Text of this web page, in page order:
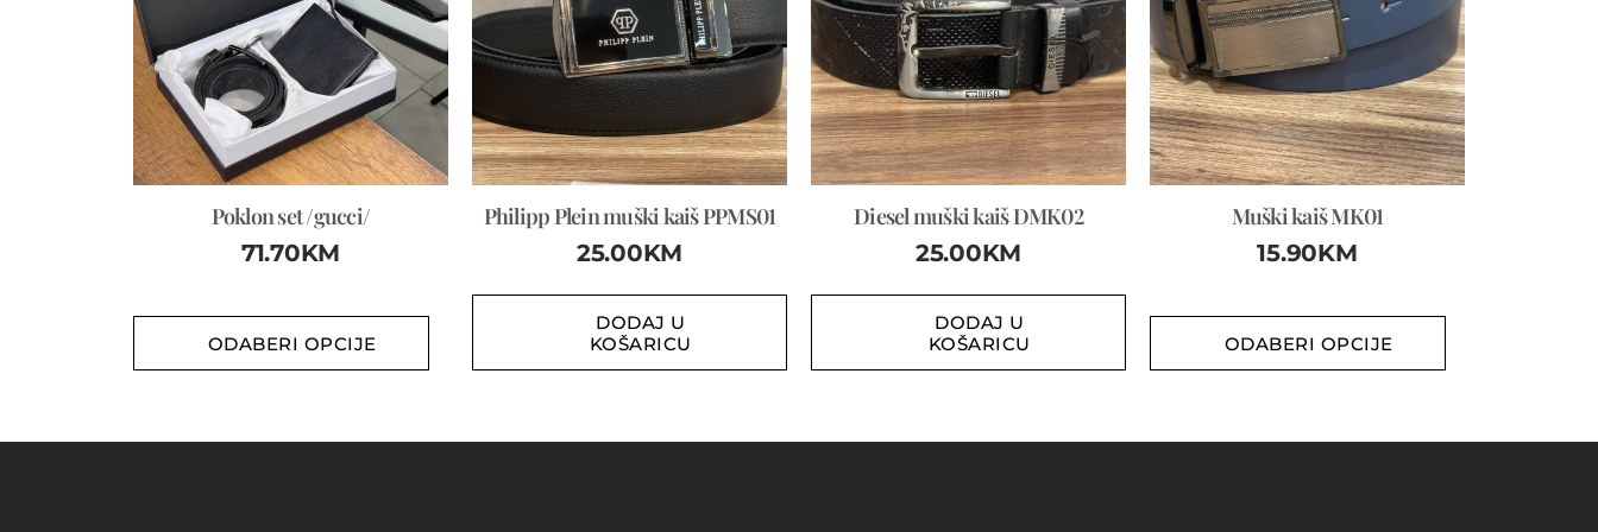
Poklon set /gucci/
71.70KM
ODABERI OPCIJE
Philipp Plein muški kaiš PPMS01
25.00KM
DODAJ U
KOŠARICU
Diesel muški kaiš DMK02
25.00KM
DODAJ U
KOŠARICU
Muški kaiš MK01
15.90KM
ODABERI OPCIJE